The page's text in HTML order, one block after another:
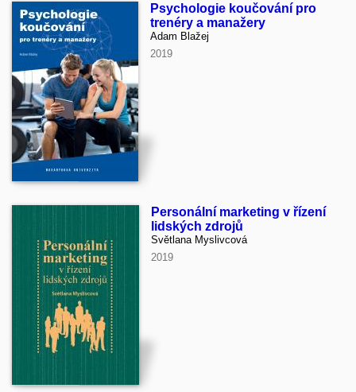
Psychologie koučování pro
trenéry a manažery
Adam Blažej
2019
Personální marketing v řízení
lidských zdrojů
Světlana Myslivcová
2019